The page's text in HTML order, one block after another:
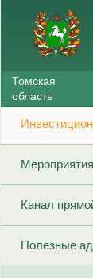
Томская
область
Мероприятия
Канал
Полезные